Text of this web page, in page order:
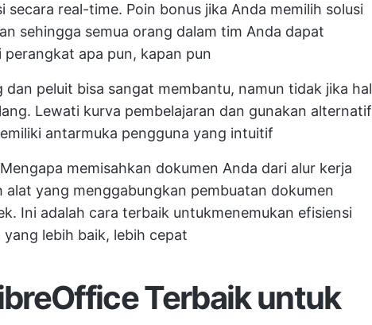
secara real-time. Poin bonus jika Anda memilih solusi
sehingga semua orang dalam tim Anda dapat
apa pun, kapan pun
dan peluit bisa sangat membantu, namun tidak jika hal
Lewati kurva pembelajaran dan gunakan alternatif
antarmuka pengguna yang intuitif
Mengapa memisahkan dokumen Anda dari alur kerja
alat yang menggabungkan pembuatan dokumen
Ini adalah cara terbaik untukmenemukan efisiensi
lebih baik, lebih cepat
Terbaik untuk